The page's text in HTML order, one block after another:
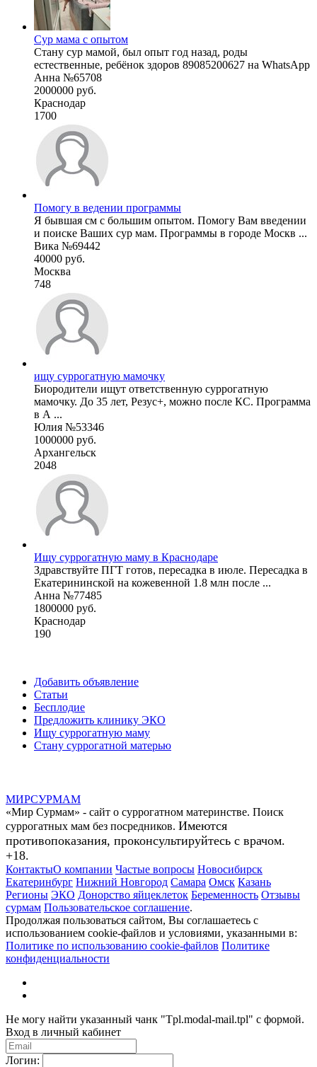
Сур мама с опытом
Стану сур мамой, был опыт год назад, роды
естественные, ребёнок здоров 89085200627 на WhatsApp
Анна №65708
2000000 руб.
Краснодар
1700
Помогу в ведении программы
Я бывшая см с большим опытом. Помогу Вам введении
и поиске Ваших сур мам. Программы в городе Москв ...
Вика №69442
40000 руб.
Москва
748
ищу суррогатную мамочку
Биородители ищут ответственную суррогатную
мамочку. До 35 лет, Резус+, можно после КС. Программа
в А ...
Юлия №53346
1000000 руб.
Архангельск
2048
Ищу суррогатную маму в Краснодаре
Здравствуйте ПГТ готов, пересадка в июле. Пересадка в
Екатерининской на кожевенной 1.8 млн после ...
Анна №77485
1800000 руб.
Краснодар
190
Добавить объявление
Статьи
Бесплодие
Предложить клинику ЭКО
Ищу суррогатную маму
Стану суррогатной матерью
МИРСУРМАМ
«Мир Сурмам» - сайт о суррогатном материнстве. Поиск
суррогатных мам без посредников. Имеются
противопоказания, проконсультируйтесь с врачом.
+18.
КонтактыО компании Частые вопросы Новосибирск
Екатеринбург Нижний Новгород Самара Омск Казань
Регионы ЭКО Донорство яйцеклеток Беременность Отзывы
сурмам Пользовательское соглашение.
Продолжая пользоваться сайтом, Вы соглашаетесь с
использованием cookie-файлов и условиями, указанными в:
Политике по использованию cookie-файлов Политике
конфиденциальности
Не могу найти указанный чанк "Tpl.modal-mail.tpl" с формой.
Вход в личный кабинет
Логин: